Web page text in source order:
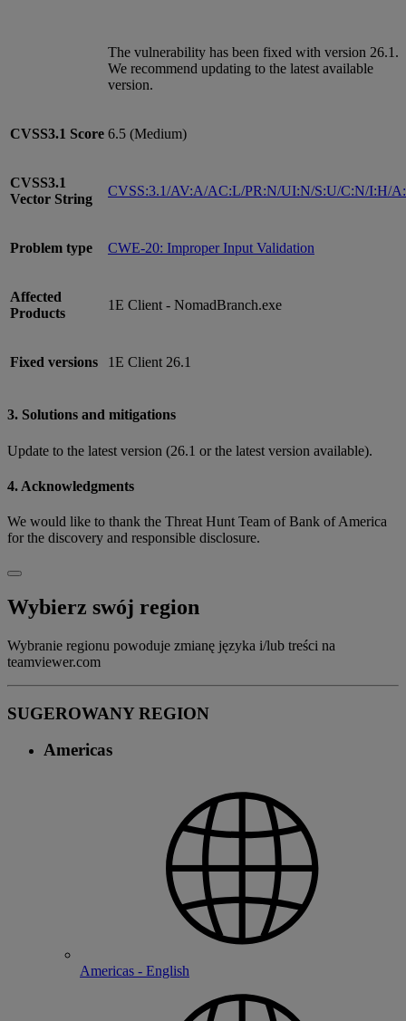
The vulnerability has been fixed with version 26.1.
We recommend updating to the latest available
version.
CVSS3.1 Score 6.5 (Medium)
CVSS3.1
Vector String
CVSS:3.1/AV:A/AC:L/PR:N/UI:N/S:U/C:N/I:H/
Problem type CWE-20: Improper Input Validation
Affected
Products
1E Client - NomadBranch.exe
Fixed versions 1E Client 26.1
3. Solutions and mitigations
Update to the latest version (26.1 or the latest version available).
4. Acknowledgments
We would like to thank the Threat Hunt Team of Bank of America
for the discovery and responsible disclosure.
Wybierz swój region
Wybranie regionu powoduje zmianę języka i/lub treści na
teamviewer.com
SUGEROWANY REGION
Americas
Americas - English